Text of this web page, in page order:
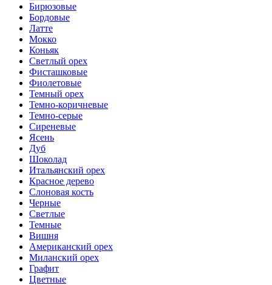
Бирюзовые
Бордовые
Латте
Мокко
Коньяк
Светлый орех
Фисташковые
Фиолетовые
Темный орех
Темно-коричневые
Темно-серые
Сиреневые
Ясень
Дуб
Шоколад
Итальянский орех
Красное дерево
Слоновая кость
Черные
Светлые
Темные
Вишня
Американский орех
Миланский орех
Графит
Цветные